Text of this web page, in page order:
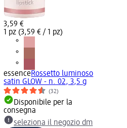
3,59 €
1 pz (3,59 € / 1 pz)
essenceRossetto luminoso
satin GLOW - n. 02, 3,5 g
(32)
Disponibile per la
consegna
seleziona il negozio dm